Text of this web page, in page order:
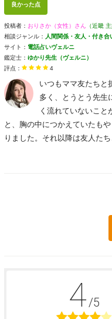
良かった点
投稿者： おりさか（女性）さん （近畿
相談ジャンル： 人間関係・友人・付き合
サイト： 電話占いヴェルニ
鑑定士： ゆかり先生（ヴェルニ）
評点：
4
いつもママ友たちと
多く、とうとう先生
く流れていないこと
と、胸の中につかえていたも
りました。それ以降は友人た
4 /5